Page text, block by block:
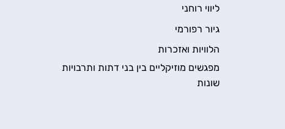
ליווי רוחני
גיור רפורמי
הלוויות ואזכרות
מפגשים מוזיקליים בין בני דתות ותרבויות
שונות